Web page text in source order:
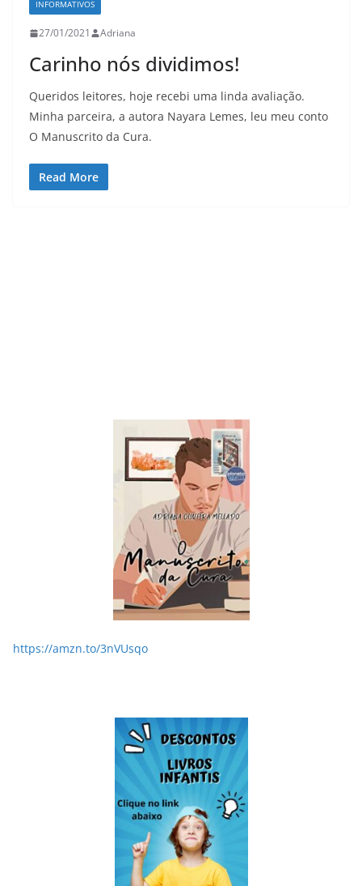
INFORMATIVOS
27/01/2021 Adriana
Carinho nós dividimos!
Queridos leitores, hoje recebi uma linda avaliação.
Minha parceira, a autora Nayara Lemes, leu meu conto
O Manuscrito da Cura.
Read More
Dupla de inspiração: explorando dois livros de
Adriana
https://amzn.to/3nVUsqo